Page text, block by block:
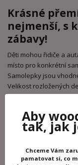
Krásné
nejmenší, s
zábavy!
Děti mohou řidiče a
místo pro konkrétní
Samolepky jsou
Velikost rozložených
Aby
tak, jak
Chceme Vám
pamatovat si, co